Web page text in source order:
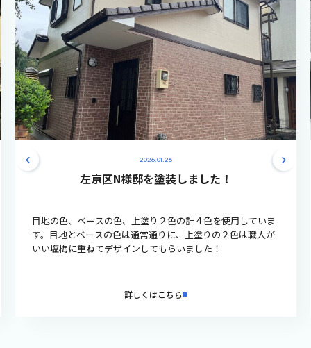
2026.01.26
左京区N様邸を塗装しました！
目地の色、ベースの色、上塗り２色の計４色を使用していま
す。目地とベースの色は通常通りに、上塗りの２色は職人が
いい塩梅に重ねてデザインしてもらいました！
詳しくはこちら